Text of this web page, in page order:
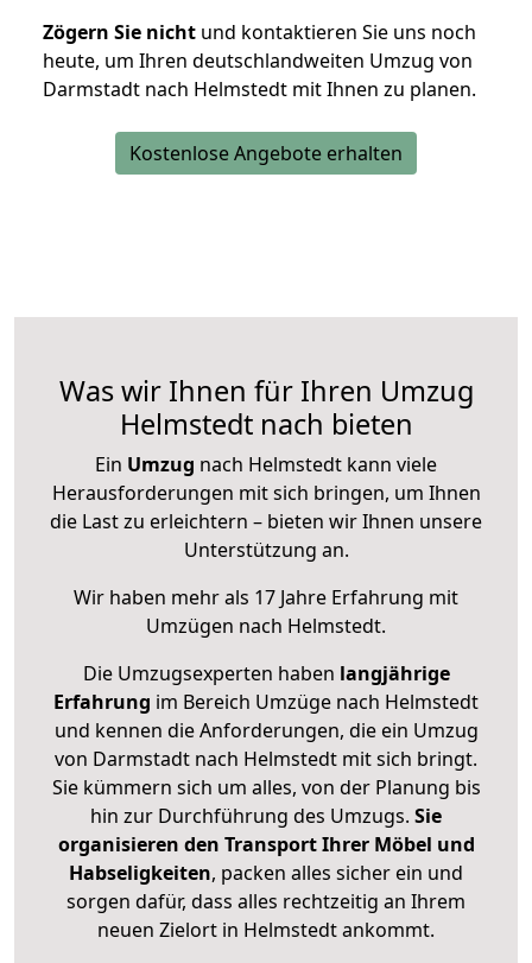
Zögern Sie nicht und kontaktieren Sie uns noch
heute, um Ihren deutschlandweiten Umzug von
Darmstadt nach Helmstedt mit Ihnen zu planen.
Kostenlose Angebote erhalten
Was wir Ihnen für Ihren Umzug
Helmstedt nach bieten
Ein Umzug nach Helmstedt kann viele
Herausforderungen mit sich bringen, um Ihnen
die Last zu erleichtern – bieten wir Ihnen unsere
Unterstützung an.
Wir haben mehr als 17 Jahre Erfahrung mit
Umzügen nach Helmstedt.
Die Umzugsexperten haben langjährige
Erfahrung im Bereich Umzüge nach Helmstedt
und kennen die Anforderungen, die ein Umzug
von Darmstadt nach Helmstedt mit sich bringt.
Sie kümmern sich um alles, von der Planung bis
hin zur Durchführung des Umzugs. Sie
organisieren den Transport Ihrer Möbel und
Habseligkeiten, packen alles sicher ein und
sorgen dafür, dass alles rechtzeitig an Ihrem
neuen Zielort in Helmstedt ankommt.